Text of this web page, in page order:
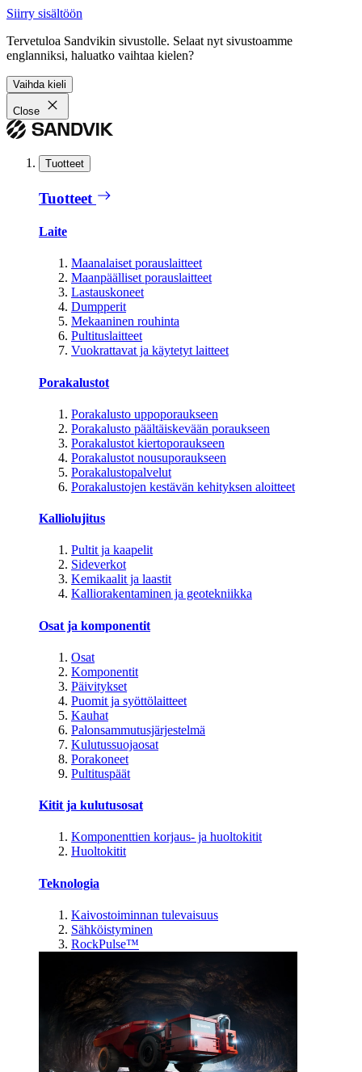
Siirry sisältöön
Tervetuloa Sandvikin sivustolle. Selaat nyt sivustoamme
englanniksi, haluatko vaihtaa kielen?
Vaihda kieli
Close
Tuotteet
Tuotteet
Laite
Maanalaiset porauslaitteet
Maanpäälliset porauslaitteet
Lastauskoneet
Dumpperit
Mekaaninen rouhinta
Pultituslaitteet
Vuokrattavat ja käytetyt laitteet
Porakalustot
Porakalusto uppoporaukseen
Porakalusto päältäiskevään poraukseen
Porakalustot kiertoporaukseen
Porakalustot nousuporaukseen
Porakalustopalvelut
Porakalustojen kestävän kehityksen aloitteet
Kalliolujitus
Pultit ja kaapelit
Sideverkot
Kemikaalit ja laastit
Kalliorakentaminen ja geotekniikka
Osat ja komponentit
Osat
Komponentit
Päivitykset
Puomit ja syöttölaitteet
Kauhat
Palonsammutusjärjestelmä
Kulutussuojaosat
Porakoneet
Pultituspäät
Kitit ja kulutusosat
Komponenttien korjaus- ja huoltokitit
Huoltokitit
Teknologia
Kaivostoiminnan tulevaisuus
Sähköistyminen
RockPulse™